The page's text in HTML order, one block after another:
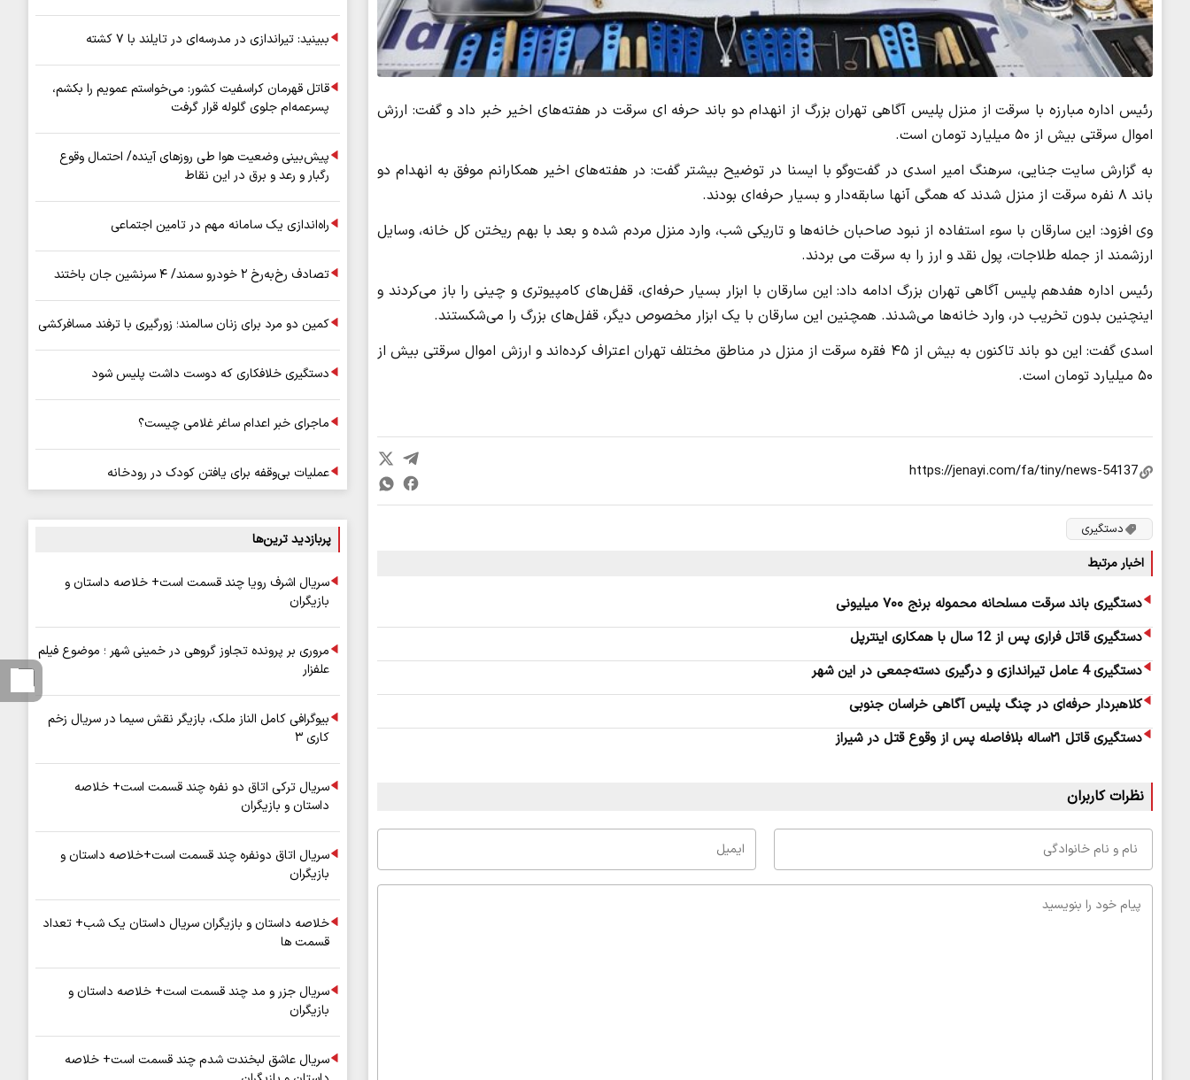
رئیس اداره مبارزه با سرقت از منزل پلیس آگاهی تهران بزرگ از انهدام دو باند حرفه ای سرقت در هفته‌های اخیر خبر داد و گفت: ارزش
اموال سرقتی بیش از ۵۰ میلیارد تومان است.
به گزارش سایت جنایی، سرهنگ امیر اسدی در گفت‌وگو با ایسنا در توضیح بیشتر گفت: در هفته‌های اخیر همکارانم موفق به انهدام دو
باند ۸ نفره سرقت از منزل شدند که همگی آنها سابقه‌دار و بسیار حرفه‌ای بودند.
وی افزود: این سارقان با سوء استفاده از نبود صاحبان خانه‌ها و تاریکی شب، وارد منزل مردم شده و بعد با بهم ریختن کل خانه، وسایل
ارزشمند از جمله طلاجات، پول نقد و ارز را به سرقت می بردند.
رئیس اداره هفدهم پلیس آگاهی تهران بزرگ ادامه داد: این سارقان با ابزار بسیار حرفه‌ای، قفل‌های کامپیوتری و چینی را باز می‌کردند و
اینچنین بدون تخریب در، وارد خانه‌ها می‌شدند. همچنین این سارقان با یک ابزار مخصوص دیگر، قفل‌های بزرگ را می‌شکستند.
اسدی گفت: این دو باند تاکنون به بیش از ۴۵ فقره سرقت از منزل در مناطق مختلف تهران اعتراف کرده‌اند و ارزش اموال سرقتی بیش از
۵۰ میلیارد تومان است.
دستگیری
اخبار مرتبط
دستگیری باند سرقت مسلحانه محموله برنج ۷۰۰ میلیونی
دستگیری قاتل فراری پس از 12 سال با همکاری اینترپل
دستگیری 4 عامل تیراندازی و درگیری دسته‌جمعی در این شهر
کلاهبردار حرفه‌ای در چنگ پلیس آگاهی خراسان جنوبی
دستگیری قاتل ٢١‌ساله بلافاصله پس از وقوع قتل در شیراز
نظرات کاربران
ببینید: تیراندازی در مدرسه‌ای در تایلند با ۷ کشته
قاتل قهرمان کراسفیت کشور: می‌خواستم عمویم را بکشم،
پسرعمه‌ام جلوی گلوله قرار گرفت
پیش‌بینی وضعیت هوا طی روزهای آینده/ احتمال وقوع
رگبار و رعد و برق در این نقاط
راه‌اندازی یک سامانه مهم در تامین اجتماعی
تصادف رخ‌به‌رخ ۲ خودرو سمند/ ۴ سرنشین جان باختند
کمین دو مرد برای زنان سالمند؛ زورگیری با ترفند مسافرکشی
دستگیری خلافکاری که دوست داشت پلیس شود
ماجرای خبر اعدام ساغر غلامی چیست؟
عملیات بی‌وقفه برای یافتن کودک در رودخانه
پربازدید ترین‌ها
سریال اشرف رویا چند قسمت است+ خلاصه داستان و
بازیگران
مروری بر پرونده تجاوز گروهی در خمینی شهر ؛ موضوع فیلم
علفزار
بیوگرافی کامل الناز ملک، بازیگر نقش سیما در سریال زخم
کاری ۳
سریال ترکی اتاق دو نفره چند قسمت است+ خلاصه
داستان و بازیگران
سریال اتاق دونفره چند قسمت است+خلاصه داستان و
بازیگران
خلاصه داستان و بازیگران سریال داستان یک شب+ تعداد
قسمت ها
سریال جزر و مد چند قسمت است+ خلاصه داستان و
بازیگران
سریال عاشق لبخندت شدم چند قسمت است+ خلاصه